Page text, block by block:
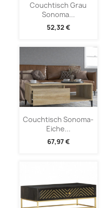
Couchtisch Grau
Sonoma...
52,32 €
Couchtisch Sonoma-
Eiche...
67,97 €